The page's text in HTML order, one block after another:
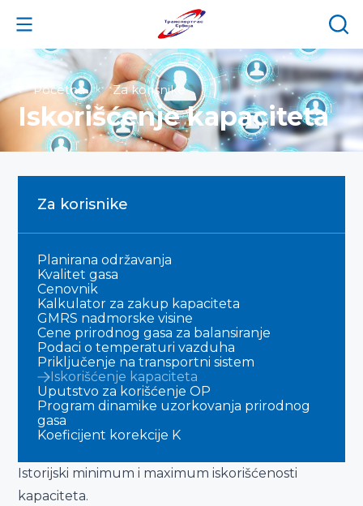
Početna Za korisnike
Iskorišćenje kapaciteta
Za korisnike
Planirana održavanja
Kvalitet gasa
Cenovnik
Kalkulator za zakup kapaciteta
GMRS nadmorske visine
Cene prirodnog gasa za balansiranje
Podaci o temperaturi vazduha
Priključenje na transportni sistem
Iskorišćenje kapaciteta
Uputstvo za korišćenje OP
Program dinamike uzorkovanja prirodnog
gasa
Koeficijent korekcije K
Istorijski minimum i maximum iskorišćenosti
kapaciteta.